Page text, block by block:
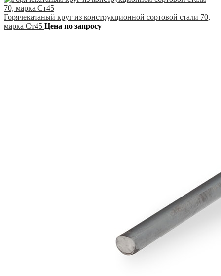
Горячекатаный круг из конструкционной сортовой стали 70,
марка Ст45 Цена по запросу